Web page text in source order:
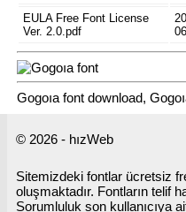
EULA Free Font License
Ver. 2.0.pdf
Gogoıa font download,
© 2026 - hızWeb
Sitemizdeki fontlar ücretsiz
oluşmaktadır. Fontların telif
Sorumluluk son kullanıcıya